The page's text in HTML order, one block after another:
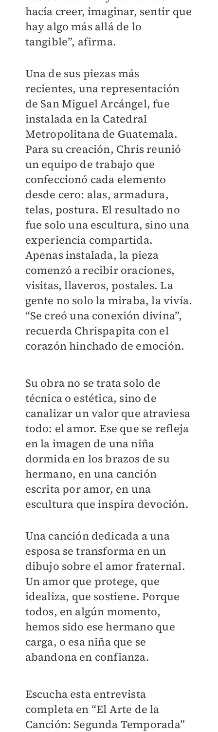
hacía creer, imaginar, sentir que
hay algo más allá de lo
tangible”, afirma.
Una de sus piezas más
recientes, una representación
de San Miguel Arcángel, fue
instalada en la Catedral
Metropolitana de Guatemala.
Para su creación, Chris reunió
un equipo de trabajo que
confeccionó cada elemento
desde cero: alas, armadura,
telas, postura. El resultado no
fue solo una escultura, sino una
experiencia compartida.
Apenas instalada, la pieza
comenzó a recibir oraciones,
visitas, llaveros, postales. La
gente no solo la miraba, la vivía.
“Se creó una conexión divina”,
recuerda Chrispapita con el
corazón hinchado de emoción.
Su obra no se trata solo de
técnica o estética, sino de
canalizar un valor que atraviesa
todo: el amor. Ese que se refleja
en la imagen de una niña
dormida en los brazos de su
hermano, en una canción
escrita por amor, en una
escultura que inspira devoción.
Una canción dedicada a una
esposa se transforma en un
dibujo sobre el amor fraternal.
Un amor que protege, que
idealiza, que sostiene. Porque
todos, en algún momento,
hemos sido ese hermano que
carga, o esa niña que se
abandona en confianza.
Escucha esta entrevista
completa en “El Arte de la
Canción: Segunda Temporada”